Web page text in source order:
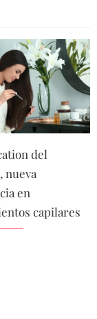
del
nueva
en
capilares